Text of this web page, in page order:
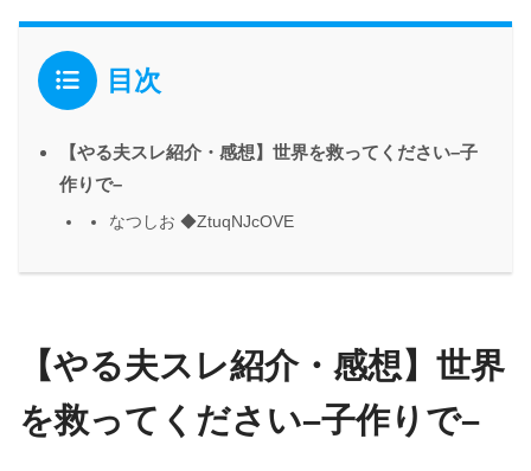
目次
【やる夫スレ紹介・感想】世界を救ってください–子
作りで–
なつしお ◆ZtuqNJcOVE
【やる夫スレ紹介・感想】世界
を救ってください–子作りで–